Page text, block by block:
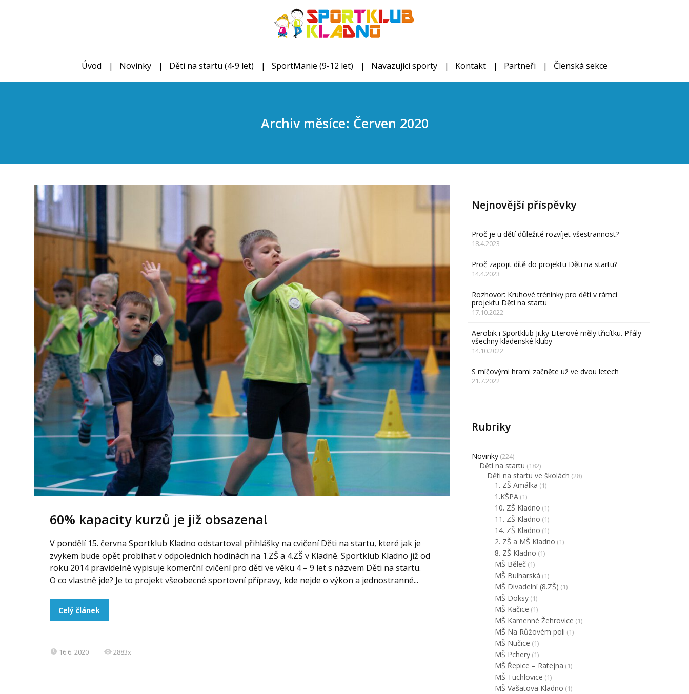
Úvod Novinky Děti na startu (4-9 let) SportManie (9-12 let) Navazující sporty Kontakt Partneři Členská sekce
Archiv měsíce: Červen 2020
60% kapacity kurzů je již obsazena!
V pondělí 15. června Sportklub Kladno odstartoval přihlášky na cvičení Děti na startu, které jak je
zvykem bude opět probíhat v odpoledních hodinách na 1.ZŠ a 4.ZŠ v Kladně. Sportklub Kladno již od
roku 2014 pravidelně vypisuje komerční cvičení pro děti ve věku 4 – 9 let s názvem Děti na startu.
O co vlastně jde? Je to projekt všeobecné sportovní přípravy, kde nejde o výkon a jednostranné...
Celý článek
16.6. 2020 2883x
Nejnovější příspěvky
Proč je u dětí důležité rozvíjet všestrannost?
18.4.2023
Proč zapojit dítě do projektu Děti na startu?
14.4.2023
Rozhovor: Kruhové tréninky pro děti v rámci
projektu Děti na startu
17.10.2022
Aerobik i Sportklub Jitky Literové měly třicítku. Přály
všechny kladenské kluby
14.10.2022
S míčovými hrami začněte už ve dvou letech
21.7.2022
Rubriky
Novinky(224)
Děti na startu (182)
Děti na startu ve školách (28)
1. ZŠ Amálka (1)
1.KŠPA(1)
10. ZŠ Kladno (1)
11. ZŠ Kladno (1)
14. ZŠ Kladno (1)
2. ZŠ a MŠ Kladno (1)
8. ZŠ Kladno (1)
MŠ Běleč (1)
MŠ Bulharská (1)
MŠ Divadelní (8.ZŠ) (1)
MŠ Doksy(1)
MŠ Kačice (1)
MŠ Kamenné Žehrovice (1)
MŠ Na Růžovém poli (1)
MŠ Nučice (1)
MŠ Pchery(1)
MŠ Řepice – Ratejna (1)
MŠ Tuchlovice (1)
MŠ Vašatova Kladno (1)